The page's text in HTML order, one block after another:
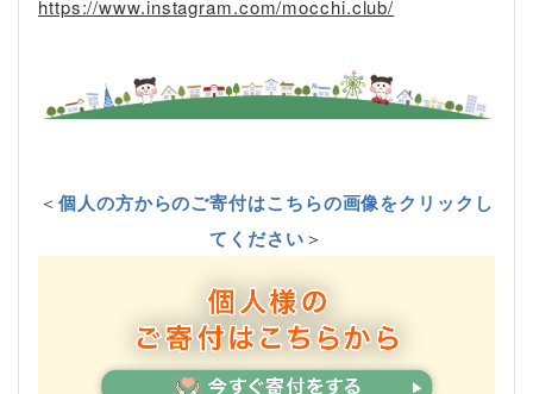
https://www.instagram.com/mocchi.club/
＜個人の方からのご寄付はこちらの画像をクリックし
てください＞